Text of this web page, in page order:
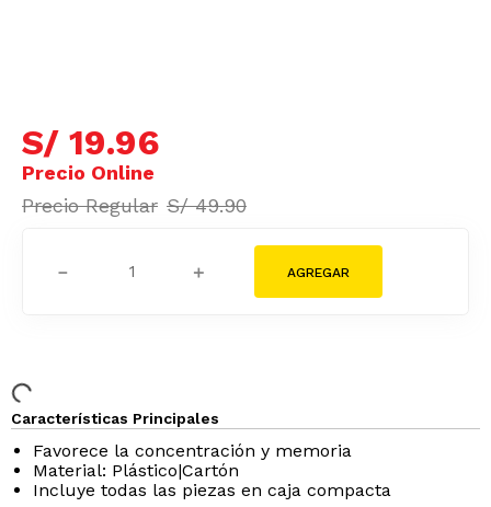
S/ 19.96
S/ 49.90
＋
－
Características Principales
Favorece la concentración y memoria
Material: Plástico|Cartón
Incluye todas las piezas en caja compacta